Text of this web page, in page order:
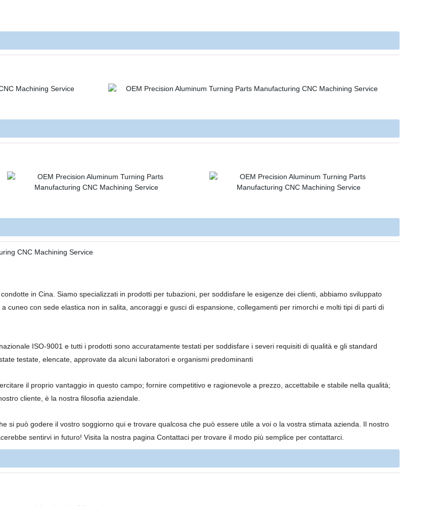
in Cina. Siamo specializzati in prodotti per tubazioni, per soddisfare le esigenze dei clienti, abbiamo sviluppato
cuneo con sede elastica non in salita, ancoraggi e gusci di espansione, collegamenti per rimorchi e molti tipi di parti di
ISO-9001 e tutti i prodotti sono accuratamente testati per soddisfare i severi requisiti di qualità e gli standard
testate, elencate, approvate da alcuni laboratori e organismi predominanti
il proprio vantaggio in questo campo; fornire competitivo e ragionevole a prezzo, accettabile e stabile nella qualità;
cliente, è la nostra filosofia aziendale.
si può godere il vostro soggiorno qui e trovare qualcosa che può essere utile a voi o la vostra stimata azienda. Il nostro
sentirvi in futuro! Visita la nostra pagina Contattaci per trovare il modo più semplice per contattarci.